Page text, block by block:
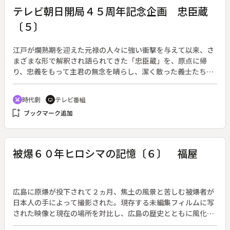
テレビ朝日開局４５周年記念企画 忠臣蔵
〔５〕
江戸が爛熟期を迎えた元禄の人々に強い衝撃を与えて以来、さ
まざまな形で解釈され語られてきた「忠臣蔵」を、原点に帰
り、忠義をもって主君の無念を晴らし、潔く散った義士たちの
物語として描く。テレビ朝日開局４５周年記念企画。（１０月
１８日～１２月１３日、全９回）◆秋、大石内蔵助は家族と共
に京の山科に移り住み、放蕩三昧の日々を送っていた。噂は江
戸に伝わり、同志たちは疑念を抱くが、堀部弥兵衛だけは内蔵
れた上杉家家臣・小林平八郎は、腕の立つ浪人を集め始めてい
た。
swords 時代劇 tv テレビ番組
bookmark_add ブックマーク追加
被爆６０年ヒロシマの記憶〔６〕 福屋
広島に原爆が投下されて２ヵ月、焦土の風景と苦しむ被爆者が
日本人の手によって撮影された。現存する未編集フィルムに写
された映像と現在の場所を対比し、広島の歴史とともに風化し
つつある被爆の実相を伝える。